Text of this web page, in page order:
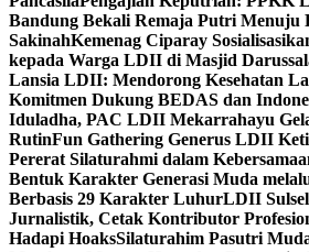
Bandung Bekali Remaja Putri Menuju
SakinahKemenag Ciparay
kepada Warga LDII di Masjid
Lansia LDII: Mendorong Kesehatan
Komitmen Dukung BEDAS dan
Iduladha, PAC LDII Mekarrahayu
RutinFun Gathering Generus LDII
Pererat Silaturahmi dalam
Bentuk Karakter Generasi Muda
Berbasis 29 Karakter LuhurLDII
Jurnalistik, Cetak Kontributor
Hadapi HoaksSilaturahim Pasutri